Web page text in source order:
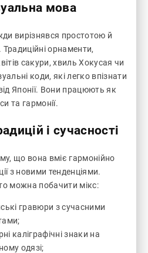
мова
вирізнявся простотою й
орнаменти,
сакури, хвиль Хокусая чи
коди, які легко впізнати
Японії. Вони працюють як
та гармонії.
і сучасності
що вона вміє гармонійно
з новими тенденціями.
можна побачити мікс:
гравюри з сучасними
каліграфічні знаки на
одязі;